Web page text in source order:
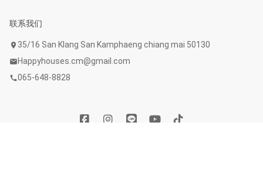
联系我们
location_on 35/16 San Klang San Kamphaeng chiang mai 50130
mail Happyhouses.cm@gmail.com
call065-648-8828